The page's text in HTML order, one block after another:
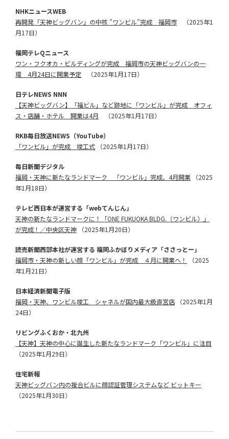
NHKニュースWEB
再開発「天神ビッグバン」の中核 ”ワンビル”完成 福岡市 （2025年1
月17日）
福岡テレQニュース
ワン・フクオカ・ビルディングが完成 福岡市の天神ビッグバンの一
環 4月24日に開業予定 （2025年1月17日）
日テレNEWS NNN
【天神ビッグバン】「福ビル」など跡地に「ワンビル」が完成 オフィ
ス・店舗・ホテル 開業は4月 （2025年1月17日）
RKB毎日放送NEWS（YouTube）
「ワンビル」が完成 竣工式 （2025年1月17日）
毎日新聞デジタル
福岡・天神に新たなランドマーク 「ワンビル」完成、4月開業 （2025
年1月18日）
テレビ西日本が運営する「webてんじん」
天神の新たなランドマークに！「ONE FUKUOKA BLDG.（ワンビル）」
が完成！／中央区天神 （2025年1月20日）
読売新聞西部本社が運営する 福岡ふかぼりメディア「ささっとー」
福岡市・天神の新しい顔「ワンビル」が完成 ４月に開業へ！
（2025
年1月21日）
日本経済新聞電子版
福岡・天神、ワンビル竣工 シャネルが国内最大級直営店 （2025年1月
24日）
リビングふくおか・北九州
【天神】天神の中心に誕生した新たなランドマーク「ワンビル」に注目
（2025年1月29日）
住宅新報
天神ビッグバン内の複合ビルに顔認証管理システムなど ビットキー
（2025年1月30日）